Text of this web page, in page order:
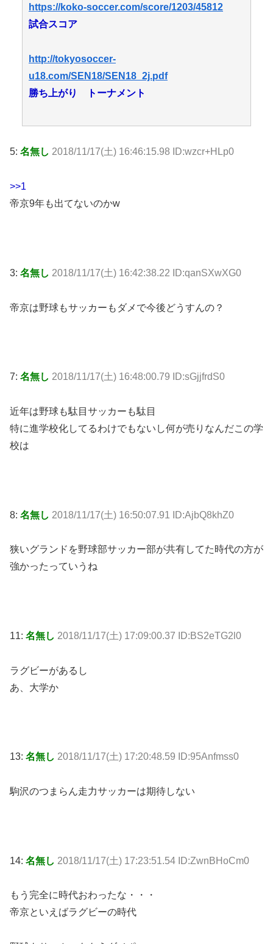
https://koko-soccer.com/score/1203/45812
試合スコア
http://tokyosoccer-
u18.com/SEN18/SEN18_2j.pdf
勝ち上がり トーナメント
5: 名無し 2018/11/17(土) 16:46:15.98 ID:wzcr+HLp0
>>1
帝京9年も出てないのかw
3: 名無し 2018/11/17(土) 16:42:38.22 ID:qanSXwXG0
帝京は野球もサッカーもダメで今後どうすんの？
7: 名無し 2018/11/17(土) 16:48:00.79 ID:sGjjfrdS0
近年は野球も駄目サッカーも駄目
特に進学校化してるわけでもないし何が売りなんだこの学
校は
8: 名無し 2018/11/17(土) 16:50:07.91 ID:AjbQ8khZ0
狭いグランドを野球部サッカー部が共有してた時代の方が
強かったっていうね
11: 名無し 2018/11/17(土) 17:09:00.37 ID:BS2eTG2l0
ラグビーがあるし
あ、大学か
13: 名無し 2018/11/17(土) 17:20:48.59 ID:95Anfmss0
駒沢のつまらん走力サッカーは期待しない
14: 名無し 2018/11/17(土) 17:23:51.54 ID:ZwnBHoCm0
もう完全に時代おわったな・・・
帝京といえばラグビーの時代